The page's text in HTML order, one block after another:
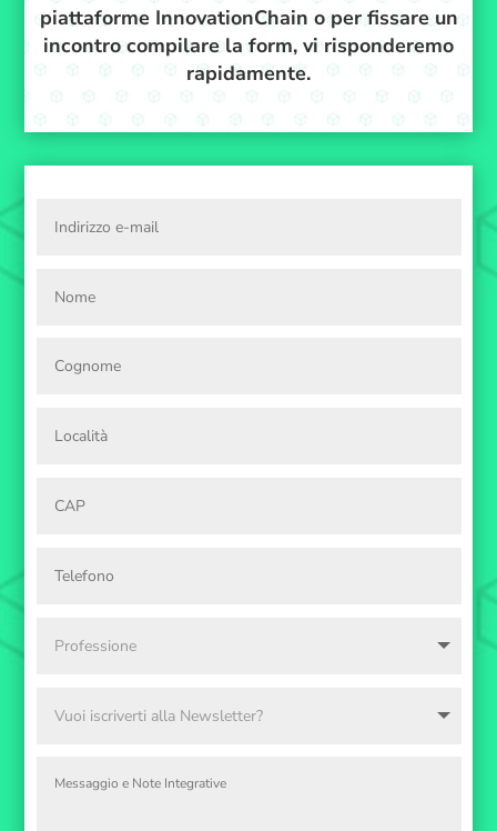
piattaforme InnovationChain o per fissare un
incontro compilare la form, vi risponderemo
rapidamente.